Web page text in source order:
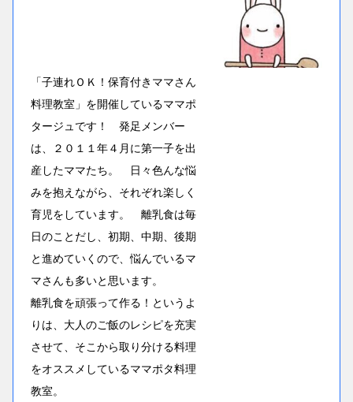
「子連れＯＫ！保育付きママさん
料理教室」を開催しているママポ
タージュです！ 発足メンバー
は、２０１１年４月に第一子を出
産したママたち。 日々色んな悩
みを抱えながら、それぞれ楽しく
育児をしています。 離乳食は毎
日のことだし、初期、中期、後期
と進めていくので、悩んでいるマ
マさんも多いと思います。
離乳食を頑張って作る！というよ
りは、大人のご飯のレシピを充実
させて、そこから取り分ける料理
をオススメしているママポタ料理
教室。